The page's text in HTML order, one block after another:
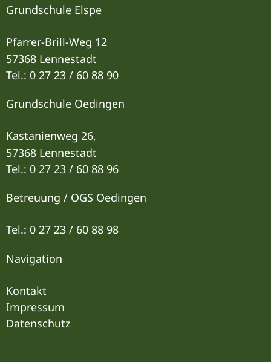
Grundschule Elspe
Pfarrer-Brill-Weg 12
57368 Lennestadt
Tel.: 0 27 23 / 60 88 90
Grundschule Oedingen
Kastanienweg 26,
57368 Lennestadt
Tel.: 0 27 23 / 60 88 96
Betreuung / OGS Oedingen
Tel.: 0 27 23 / 60 88 98
Navigation
Kontakt
Impressum
Datenschutz